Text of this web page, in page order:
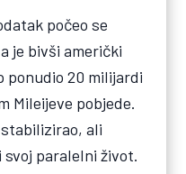
počeo se
je bivši američki
ponudio 20 milijardi
Mileijeve pobjede.
ali
paralelni život.